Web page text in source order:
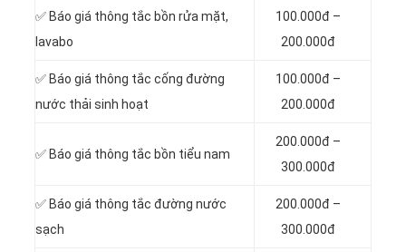
✅ Báo giá thông tắc bồn rửa mặt,
lavabo
100.000đ –
200.000đ
‎✅ Báo giá thông tắc cống đường
nước thải sinh hoạt
100.000đ –
200.000đ
✅ Báo giá thông tắc bồn tiểu nam
200.000đ –
300.000đ
✅ Báo giá thông tắc đường nước
sạch
200.000đ –
300.000đ